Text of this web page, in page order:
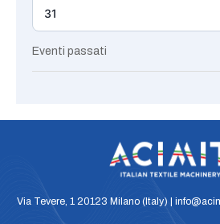
31
Eventi passati
Via Tevere, 1 20123 Milano (Italy) |